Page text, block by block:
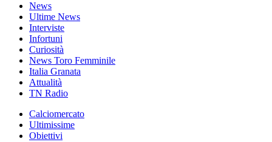
News
Ultime News
Interviste
Infortuni
Curiosità
News Toro Femminile
Italia Granata
Attualità
TN Radio
Calciomercato
Ultimissime
Obiettivi